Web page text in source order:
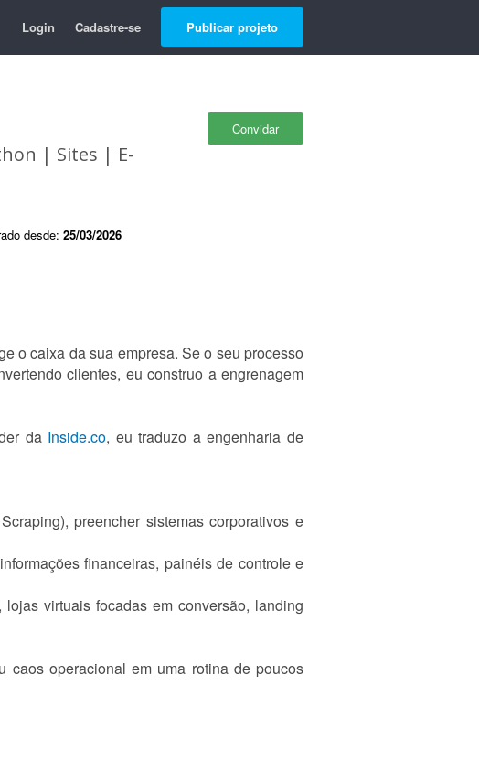
Login Cadastre-se Publicar projeto
Convidar
| Sites | E-
desde: 25/03/2026
o caixa da sua empresa. Se o seu processo
clientes, eu construo a engrenagem
da Inside.co, eu traduzo a engenharia de
preencher sistemas corporativos e
financeiras, painéis de controle e
virtuais focadas em conversão, landing
caos operacional em uma rotina de poucos